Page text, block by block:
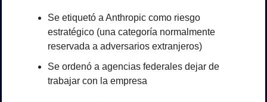
Se etiquetó a Anthropic como riesgo
estratégico (una categoría normalmente
reservada a adversarios extranjeros)
Se ordenó a agencias federales dejar de
trabajar con la empresa